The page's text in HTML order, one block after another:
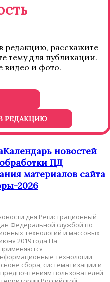
редакцию, расскажите
тему для публикации.
видео и фото.
РЕДАКЦИЮ
Календарь новостей
ПД
материалов сайта
2026
дня Регистрационный
Федеральной службой по
технологий и массовых
2019 года На
технологии
сбора, систематизации и
пользователей